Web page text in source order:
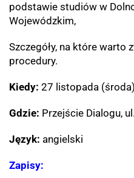
podstawie studiów w
Wojewódzkim,
Szczegóły, na które warto
procedury.
Kiedy: 27 listopada
Gdzie: Przejście Dialogu,
Język: angielski
Zapisy: